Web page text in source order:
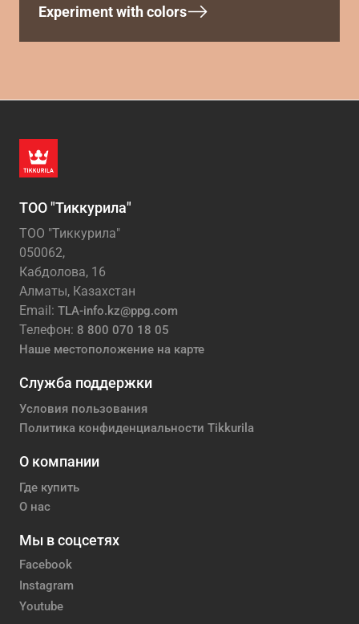
Experiment with colors
ТОО "Тиккурила"
ТОО "Тиккурила"
050062,
Кабдолова, 16
Алматы, Казахстан
Email: TLA-info.kz@ppg.com
Телефон: 8 800 070 18 05
Наше местоположение на карте
Служба поддержки
Условия пользования
Политика конфиденциальности Tikkurila
О компании
Где купить
О нас
Мы в соцсетях
Facebook
Instagram
Youtube